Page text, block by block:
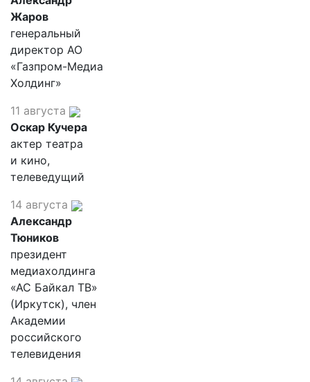
Жаров
генеральный
директор АО
«Газпром-Медиа
Холдинг»
11 августа
Оскар Кучера
актер театра
и кино,
телеведущий
14 августа
Александр
Тюников
президент
медиахолдинга
«АС Байкал ТВ»
(Иркутск), член
Академии
российского
телевидения